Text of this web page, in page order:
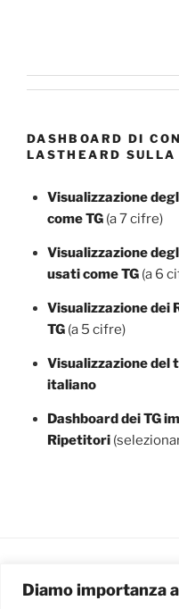
Diamo importanza
DASHBOARD DI
LASTHEARD
Visualizzazione
come TG(a 7 cifre)
Visualizzazione
usati come TG(a 6
Visualizzazione dei
TG(a 5 cifre)
Visualizzazione del
italiano
Dashboard dei TG
Ripetitori
ARCHIVIO DEGLI